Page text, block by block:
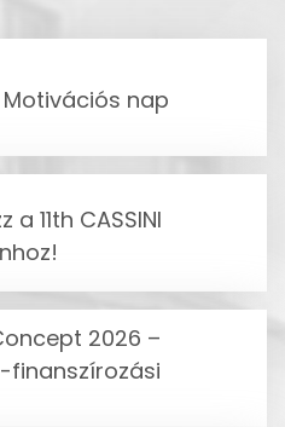
Motivációs nap
a 11th CASSINI
2026 –
finanszírozási